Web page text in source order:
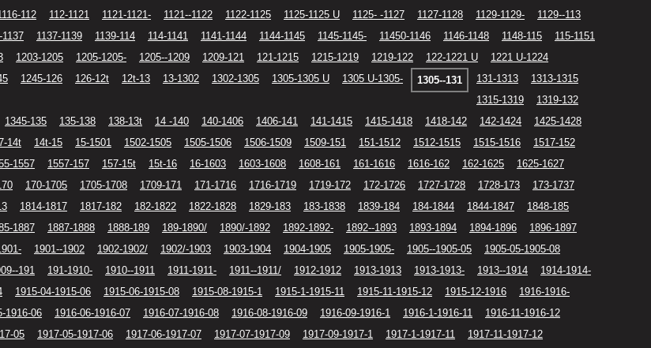
112 112-1121 1121-1121- 1121--1122 1122-1125 1125-1125 U 1125- -1127 1127-1128 1129-1129-
1129--113
1137 1137-1139 1139-114 114-1141 1141-1144 1144-1145 1145-1145- 11450-1146 1146-1148 1148-115
115-1151
1203-1205 1205-1205- 1205--1209 1209-121 121-1215 1215-1219 1219-122 122-1221 U
1221 U-1224
1245-126 126-12t 12t-13 13-1302 1302-1305 1305-1305 U 1305 U-1305- 1305--131 131-1313
1313-1315
1315-1319
1319-132
1345-135 135-138 138-13t 14 -140 140-1406 1406-141 141-1415 1415-1418 1418-142 142-1424
1425-1428
14t 14t-15 15-1501 1502-1505 1505-1506 1506-1509 1509-151 151-1512 1512-1515 1515-1516
1517-152
1557 1557-157 157-15t 15t-16 16-1603 1603-1608 1608-161 161-1616 1616-162 162-1625
1625-1627
170-1705 1705-1708 1709-171 171-1716 1716-1719 1719-172 172-1726 1727-1728 1728-173
173-1737
1814-1817 1817-182 182-1822 1822-1828 1829-183 183-1838 1839-184 184-1844 1844-1847
1848-185
1887 1887-1888 1888-189 189-1890/ 1890/-1892 1892-1892- 1892--1893 1893-1894 1894-1896
1896-1897
1901--1902 1902-1902/ 1902/-1903 1903-1904 1904-1905 1905-1905- 1905--1905-05
1905-05-1905-08
191 191-1910- 1910--1911 1911-1911- 1911--1911/ 1912-1912 1913-1913 1913-1913- 1913--1914
1914-1914-
1915-04-1915-06 1915-06-1915-08 1915-08-1915-1 1915-1-1915-11 1915-11-1915-12 1915-12-1916
1916-1916-
1916-06 1916-06-1916-07 1916-07-1916-08 1916-08-1916-09 1916-09-1916-1 1916-1-1916-11
1916-11-1916-12
05 1917-05-1917-06 1917-06-1917-07 1917-07-1917-09 1917-09-1917-1 1917-1-1917-11
1917-11-1917-12